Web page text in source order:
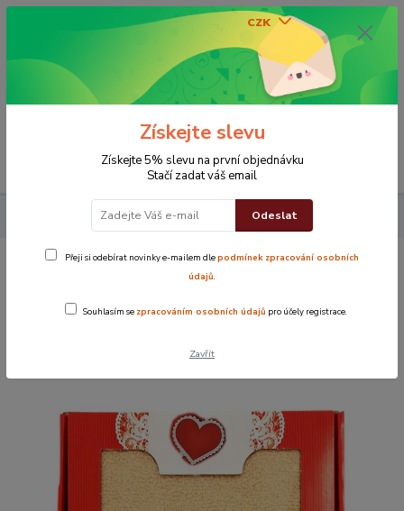
CZK
0 Kč
Osuška s ručníkem - Dárková sada - Béžová
Osuška s ručníkem - Dárková sada -
Béžová
Získejte slevu
Získejte 5% slevu na první objednávku
Stačí zadat váš email
Odeslat
Přeji si odebírat novinky e-mailem dlepodmínek zpracování osobních
údajů.
Souhlasím se zpracováním osobních údajů pro účely registrace.
Zavřít